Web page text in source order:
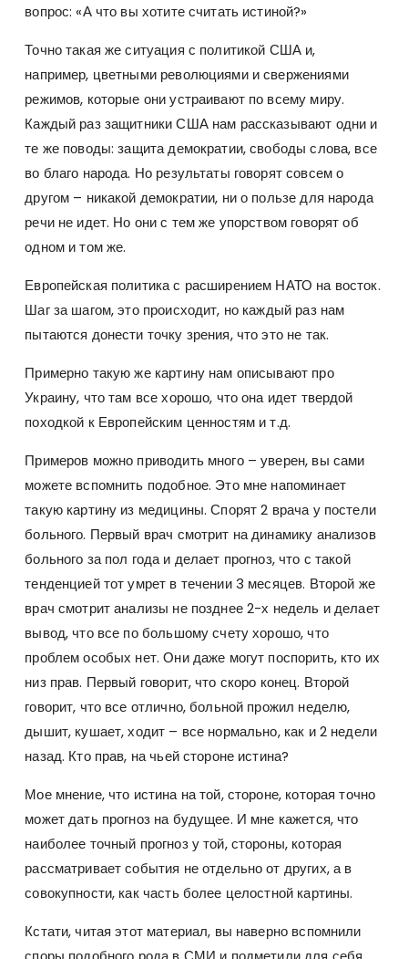
вопрос: «А что вы хотите считать истиной?»
Точно такая же ситуация с политикой США и,
например, цветными революциями и свержениями
режимов, которые они устраивают по всему миру.
Каждый раз защитники США нам рассказывают одни и
те же поводы: защита демократии, свободы слова, все
во благо народа. Но результаты говорят совсем о
другом – никакой демократии, ни о пользе для народа
речи не идет. Но они с тем же упорством говорят об
одном и том же.
Европейская политика с расширением НАТО на восток.
Шаг за шагом, это происходит, но каждый раз нам
пытаются донести точку зрения, что это не так.
Примерно такую же картину нам описывают про
Украину, что там все хорошо, что она идет твердой
походкой к Европейским ценностям и т.д.
Примеров можно приводить много – уверен, вы сами
можете вспомнить подобное. Это мне напоминает
такую картину из медицины. Спорят 2 врача у постели
больного. Первый врач смотрит на динамику анализов
больного за пол года и делает прогноз, что с такой
тенденцией тот умрет в течении 3 месяцев. Второй же
врач смотрит анализы не позднее 2-х недель и делает
вывод, что все по большому счету хорошо, что
проблем особых нет. Они даже могут поспорить, кто их
низ прав. Первый говорит, что скоро конец. Второй
говорит, что все отлично, больной прожил неделю,
дышит, кушает, ходит – все нормально, как и 2 недели
назад. Кто прав, на чьей стороне истина?
Мое мнение, что истина на той, стороне, которая точно
может дать прогноз на будущее. И мне кажется, что
наиболее точный прогноз у той, стороны, которая
рассматривает события не отдельно от других, а в
совокупности, как часть более целостной картины.
Кстати, читая этот материал, вы наверно вспомнили